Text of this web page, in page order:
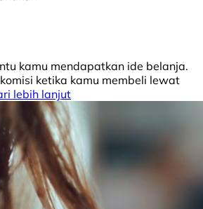
kamu mendapatkan ide belanja.
ketika kamu membeli lewat
lebih lanjut